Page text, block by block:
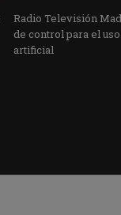
Radio Televisión
de control para el
artificial